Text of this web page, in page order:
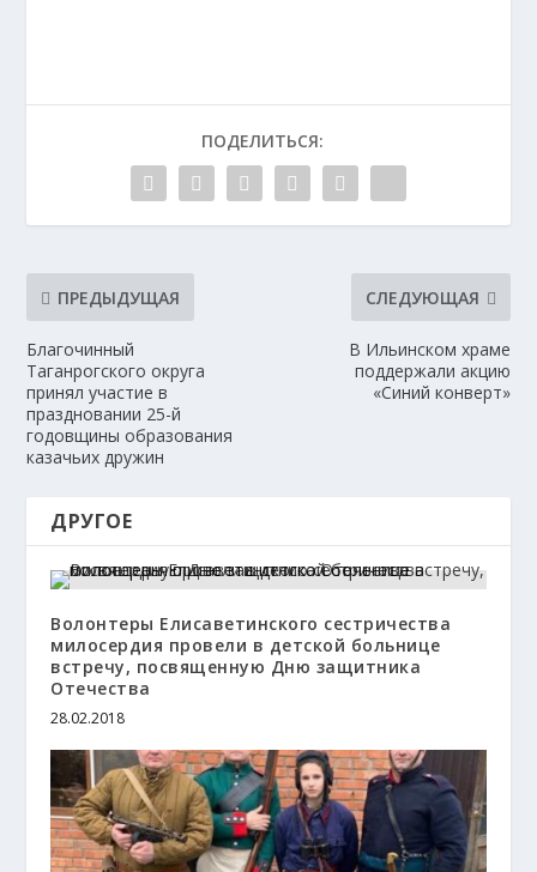
ПОДЕЛИТЬСЯ:
ПРЕДЫДУЩАЯ
Благочинный
Таганрогского округа
принял участие в
праздновании 25-й
годовщины образования
казачьих дружин
СЛЕДУЮЩАЯ
В Ильинском храме
поддержали акцию
«Синий конверт»
ДРУГОЕ
Волонтеры Елисаветинского сестричества
милосердия провели в детской больнице
встречу, посвященную Дню защитника
Отечества
28.02.2018